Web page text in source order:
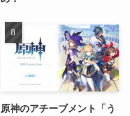
原神のアチーブメント「う